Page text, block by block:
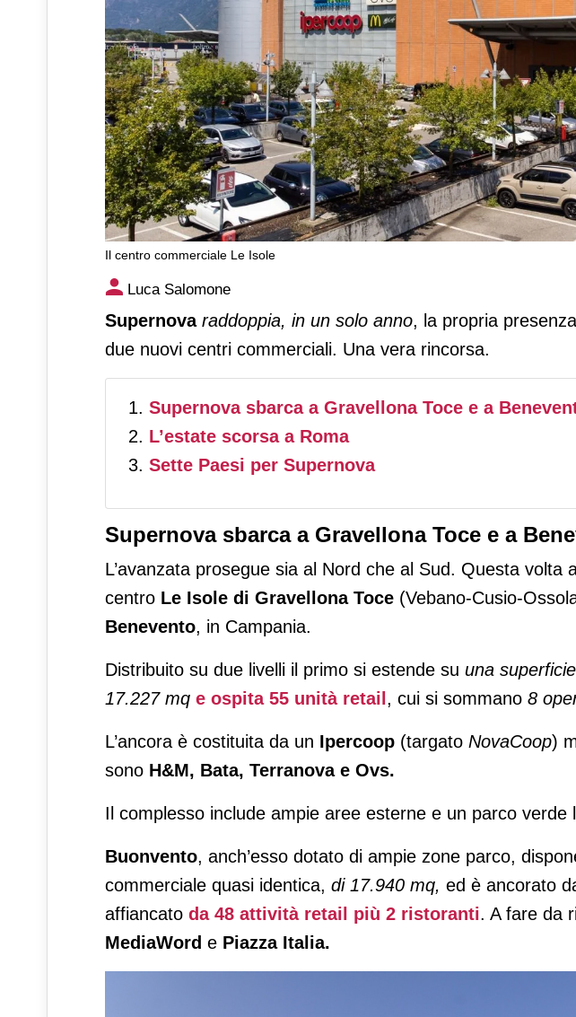
Il centro commerciale Le Isole
Supernova fa poker in Italia con i centri Le
Luca Salomone
Supernova raddoppia, in un solo anno, la propria
due nuovi centri commerciali. Una vera rincorsa.
Supernova sbarca a Gravellona Toce e a
L’estate scorsa a Roma
Sette Paesi per Supernova
Supernova sbarca a Gravellona Toce e a
L’avanzata prosegue sia al Nord che al Sud. Questa volta
centro Le Isole di Gravellona Toce (Vebano-Cusio-
Benevento, in Campania.
Distribuito su due livelli il primo si estende su una
17.227 mq e ospita 55 unità retail, cui si sommano 8
L’ancora è costituita da un Ipercoop (targato NovaCoop)
sono H&M, Bata, Terranova e Ovs.
Il complesso include ampie aree esterne e un parco verde
Buonvento, anch’esso dotato di ampie zone parco,
commerciale quasi identica, di 17.940 mq, ed è ancorato
affiancato da 48 attività retail più 2 ristoranti. A fare da
MediaWord e Piazza Italia.